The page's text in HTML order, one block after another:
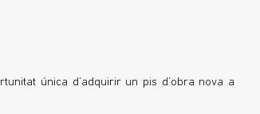
única d’adquirir un pis d’obra nova a